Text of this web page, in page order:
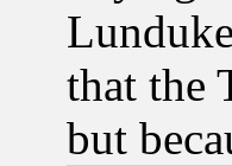
that the
but